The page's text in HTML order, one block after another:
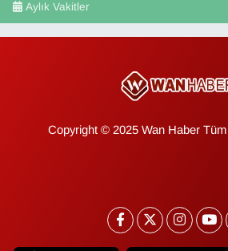
Aylık Vakitler
Copyright © 2025 Wan Haber Tüm